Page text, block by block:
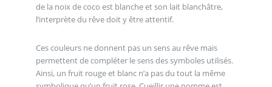
de la noix de coco est blanche et son lait blanchâtre,
l’interprète du rêve doit y être attentif.
Ces couleurs ne donnent pas un sens au rêve mais
permettent de compléter le sens des symboles utilisés.
Ainsi, un fruit rouge et blanc n’a pas du tout la même